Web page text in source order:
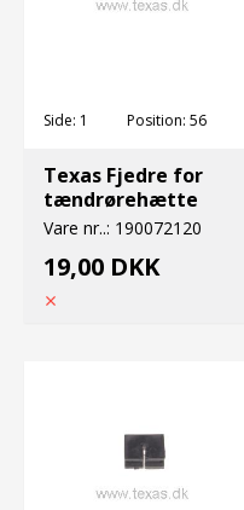
Side: 1 Position: 56
Texas Fjedre for
tændrørehætte
Vare nr..: 190072120
19,00 DKK